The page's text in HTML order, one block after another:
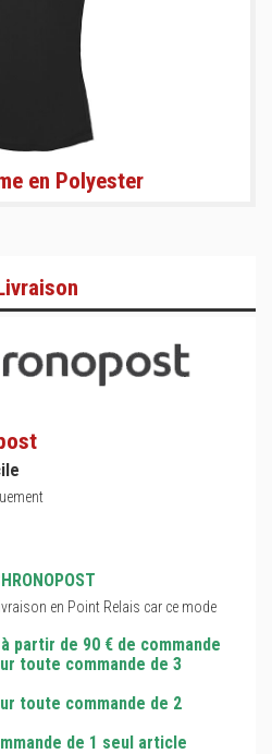
en Polyester
en Point Relais car ce mode
partir de 90 € de commande
toute commande de 3
toute commande de 2
de 1 seul article